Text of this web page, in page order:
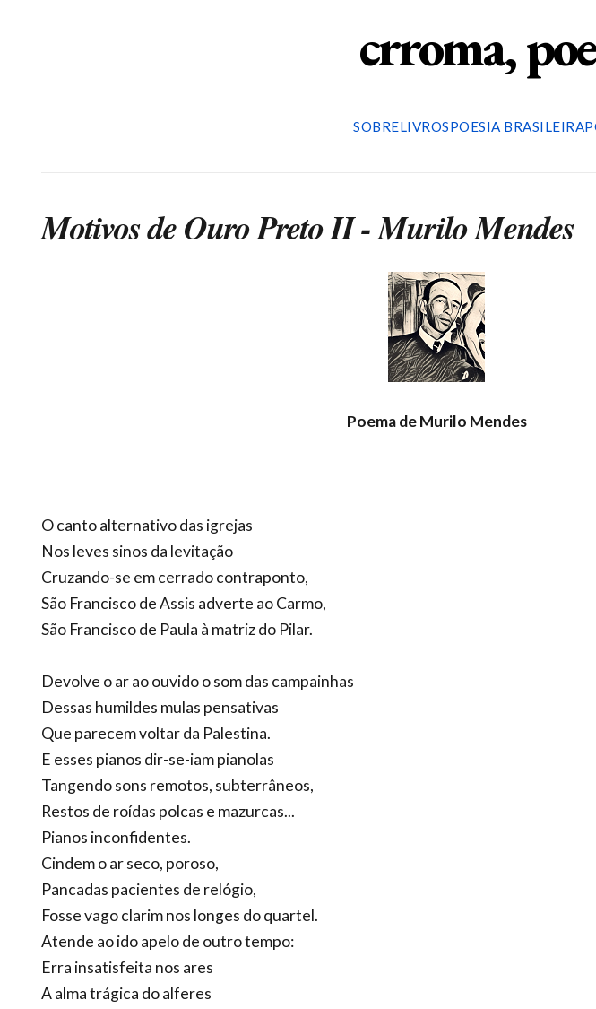
crroma,
SOBRELIVROSPOESIA BRASILEIRA
Motivos de Ouro Preto II - Murilo Mendes
Poema de Murilo Mendes
O canto alternativo das igrejas
Nos leves sinos da levitação
Cruzando-se em cerrado contraponto,
São Francisco de Assis adverte ao Carmo,
São Francisco de Paula à matriz do Pilar.
Devolve o ar ao ouvido o som das campainhas
Dessas humildes mulas pensativas
Que parecem voltar da Palestina.
E esses pianos dir-se-iam pianolas
Tangendo sons remotos, subterrâneos,
Restos de roídas polcas e mazurcas...
Pianos inconfidentes.
Cindem o ar seco, poroso,
Pancadas pacientes de relógio,
Fosse vago clarim nos longes do quartel.
Atende ao ido apelo de outro tempo:
Erra insatisfeita nos ares
A alma trágica do alferes